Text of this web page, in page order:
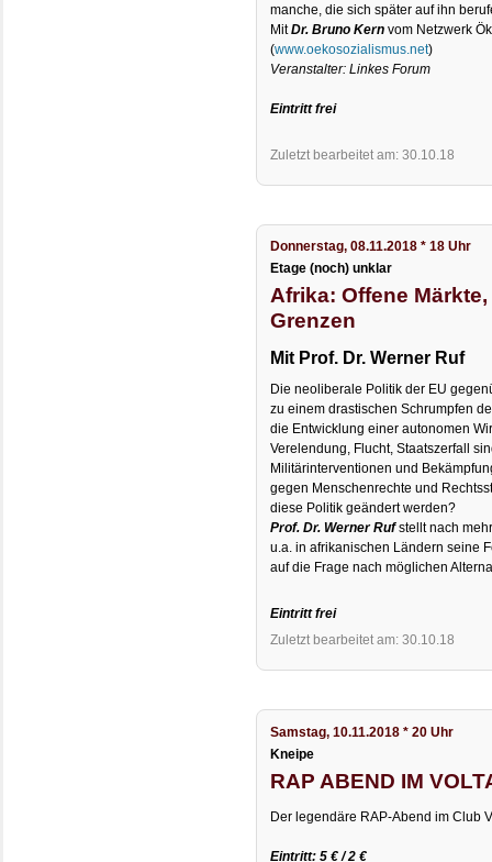
manche, die sich später auf ihn
MitDr. Bruno Kernvom Netzwerk
(www.oekosozialismus.net)
Veranstalter: Linkes Forum
Eintritt frei
Zuletzt bearbeitet am: 30.10.18
Donnerstag, 08.11.2018 * 18 Uhr
Etage (noch) unklar
Afrika: Offene
Grenzen
Mit Prof. Dr. Werner Ruf
Die neoliberale Politik der EU
zu einem drastischen Schrumpfen
die Entwicklung einer autonomen
Verelendung, Flucht, Staatszerfall
Militärinterventionen und
gegen Menschenrechte und
diese Politik geändert werden?
Prof. Dr. Werner Rufstellt nach
u.a. in afrikanischen Ländern seine
auf die Frage nach möglichen
Eintritt frei
Zuletzt bearbeitet am: 30.10.18
Samstag, 10.11.2018 * 20 Uhr
Kneipe
RAP ABEND IM
Der legendäre RAP-Abend im Club
Eintritt: 5 € / 2 €